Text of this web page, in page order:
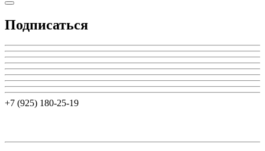
Подписаться
+7 (925) 180-25-19